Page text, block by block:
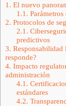
1. El nuevo
1.1.
2. Protocolos de
2.1.
predictivos
3. Responsabilidad
responde?
4. Impacto
administración
4.1.
estándares
4.2.